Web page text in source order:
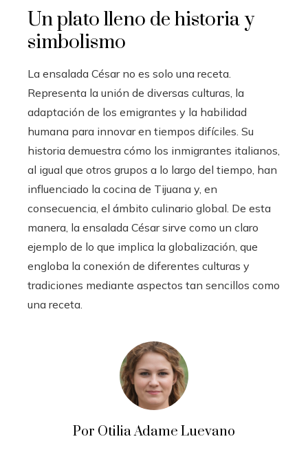
Un plato lleno de historia y
simbolismo
La ensalada César no es solo una receta.
Representa la unión de diversas culturas, la
adaptación de los emigrantes y la habilidad
humana para innovar en tiempos difíciles. Su
historia demuestra cómo los inmigrantes italianos,
al igual que otros grupos a lo largo del tiempo, han
influenciado la cocina de Tijuana y, en
consecuencia, el ámbito culinario global. De esta
manera, la ensalada César sirve como un claro
ejemplo de lo que implica la globalización, que
engloba la conexión de diferentes culturas y
tradiciones mediante aspectos tan sencillos como
una receta.
Por Otilia Adame Luevano